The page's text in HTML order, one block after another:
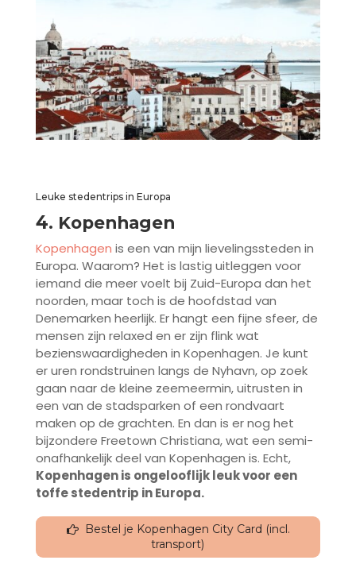
Leuke stedentrips in Europa
4. Kopenhagen
Kopenhagen is een van mijn lievelingssteden in
Europa. Waarom? Het is lastig uitleggen voor
iemand die meer voelt bij Zuid-Europa dan het
noorden, maar toch is de hoofdstad van
Denemarken heerlijk. Er hangt een fijne sfeer, de
mensen zijn relaxed en er zijn flink wat
bezienswaardigheden in Kopenhagen. Je kunt
er uren rondstruinen langs de Nyhavn, op zoek
gaan naar de kleine zeemeermin, uitrusten in
een van de stadsparken of een rondvaart
maken op de grachten. En dan is er nog het
bijzondere Freetown Christiana, wat een semi-
onafhankelijk deel van Kopenhagen is. Echt,
Kopenhagen is ongelooflijk leuk voor een
toffe stedentrip in Europa.
Bestel je Kopenhagen City Card (incl.
transport)